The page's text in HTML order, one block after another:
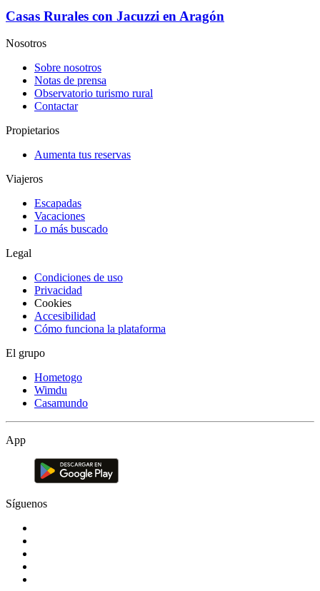
Casas Rurales con Jacuzzi en Aragón
Nosotros
Sobre nosotros
Notas de prensa
Observatorio turismo rural
Contactar
Propietarios
Aumenta tus reservas
Viajeros
Escapadas
Vacaciones
Lo más buscado
Legal
Condiciones de uso
Privacidad
Cookies
Accesibilidad
Cómo funciona la plataforma
El grupo
Hometogo
Wimdu
Casamundo
App
Síguenos